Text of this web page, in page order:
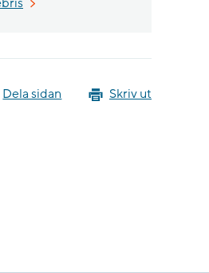
Skriv ut
Dela sidan